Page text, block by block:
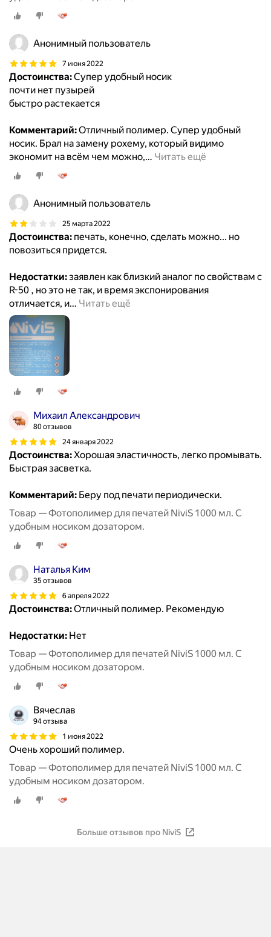
Анонимный пользователь
7 июня 2022
Достоинства:Супер удобный носик
почти нет пузырей
быстро растекается
Комментарий:Отличный полимер. Супер удобный
носик. Брал на замену рохему, который видимо
экономит на всём чем можно,… Читать ещё
Анонимный пользователь
25 марта 2022
Достоинства: печать, конечно, сделать можно... но
повозиться придется.
Недостатки:заявлен как близкий аналог по свойcтвам с
R-50 , но это не так, и время экспонирования
отличается, и… Читать ещё
Михаил Александрович
80 отзывов
24 января 2022
Достоинства:Хорошая эластичность, легко промывать.
Быстрая засветка.
Комментарий: Беру под печати периодически.
Товар — Фотополимер для печатей NiviS 1000 мл. С
удобным носиком дозатором.
Наталья Ким
35 отзывов
6 апреля 2022
Достоинства:Отличный полимер. Рекомендую
Недостатки: Нет
Товар — Фотополимер для печатей NiviS 1000 мл. С
удобным носиком дозатором.
Вячеслав
94 отзыва
1 июня 2022
Очень хороший полимер.
Товар — Фотополимер для печатей NiviS 1000 мл. С
удобным носиком дозатором.
Больше отзывов про NiviS